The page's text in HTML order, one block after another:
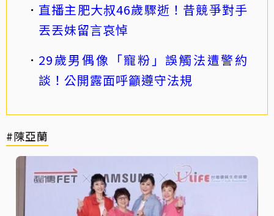
直播主肥大叔46歲驟逝！昔競爭對手
丟丟妹留言哀悼
29歲男偶像「寵粉」誤觸法遭警約
談！公開露面呼籲遵守法規
#陳亞蘭